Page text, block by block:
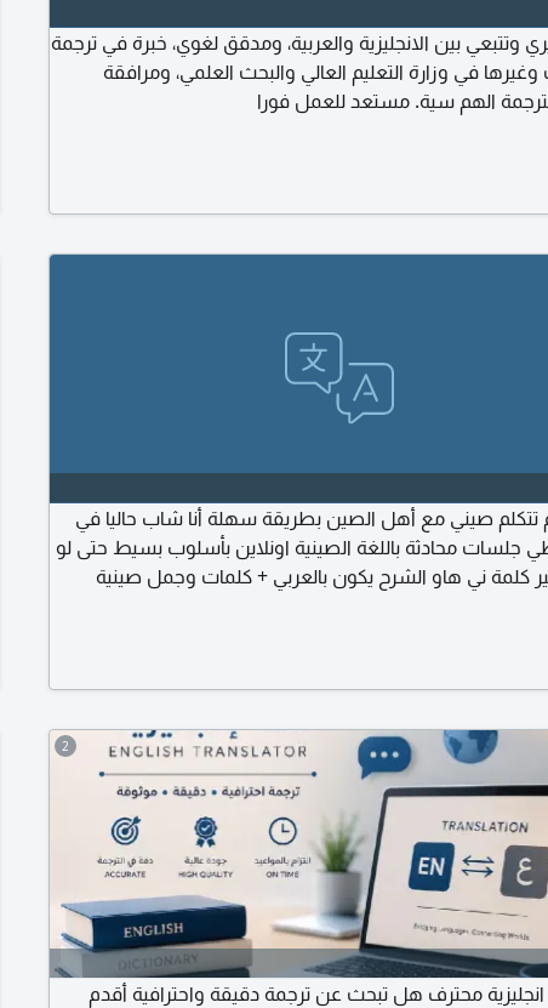
وتتبعي بين الانجليزية والعربية، ومدقق لغوي، خبرة في ترجمة
وغيرها في وزارة التعليم العالي والبحث العلمي، ومرافقة
الهم سية. مستعد للعمل فورا
تتكلم صيني مع أهل الصين بطريقة سهلة أنا شاب حاليا في
جلسات محادثة باللغة الصينية اونلاين بأسلوب بسيط حتى لو
كلمة ني هاو الشرح يكون بالعربي + كلمات وجمل صينية
2
محترف هل تبحث عن ترجمة دقيقة واحترافية أقدم